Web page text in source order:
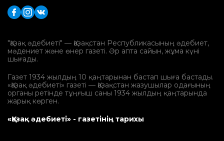
"Қазақ әдебиеті" — Қазақстан Республикасының әдебиет,
мәдениет және өнер газеті. Әр апта сайын, жұма күні
шығады.
Газет 1934 жылдың 10 қаңтарынан бастап шыға бастады.
«Қазақ әдебиеті» газеті — Қазақстан жазушылар одағының
органы ретінде тұңғыш саны 1934 жылдың қаңтарында
жарық көрген.
«Қазақ әдебиеті» - газетінің тарихы